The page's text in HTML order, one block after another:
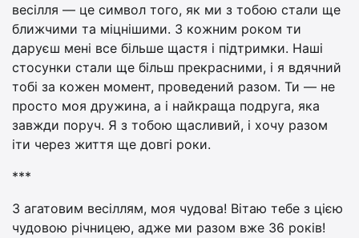
весілля — це символ того, як ми з тобою стали ще
ближчими та міцнішими. З кожним роком ти
даруєш мені все більше щастя і підтримки. Наші
стосунки стали ще більш прекрасними, і я вдячний
тобі за кожен момент, проведений разом. Ти — не
просто моя дружина, а і найкраща подруга, яка
завжди поруч. Я з тобою щасливий, і хочу разом
іти через життя ще довгі роки.
***
З агатовим весіллям, моя чудова! Вітаю тебе з цією
чудовою річницею, адже ми разом вже 36 років!